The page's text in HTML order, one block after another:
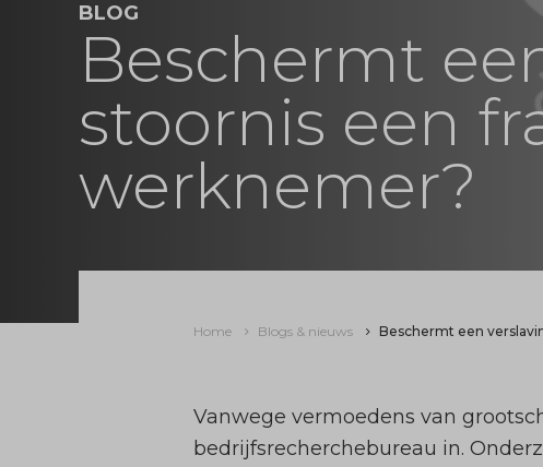
BLOG
Beschermt
stoornis een
werknemer?
Home Blogs & nieuws Beschermt een
Vanwege vermoedens van
bedrijfsrecherchebureau in.